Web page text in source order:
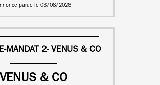
parue le 03/08/2026
MANDAT 2- VENUS & CO
VENUS & CO